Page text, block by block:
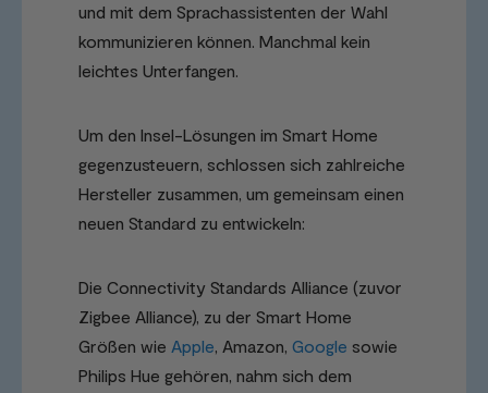
und mit dem Sprachassistenten der Wahl
kommunizieren können. Manchmal kein
leichtes Unterfangen.
Um den Insel-Lösungen im Smart Home
gegenzusteuern, schlossen sich zahlreiche
Hersteller zusammen, um gemeinsam einen
neuen Standard zu entwickeln:
Die Connectivity Standards Alliance (zuvor
Zigbee Alliance), zu der Smart Home
Größen wie Apple, Amazon, Google sowie
Philips Hue gehören, nahm sich dem